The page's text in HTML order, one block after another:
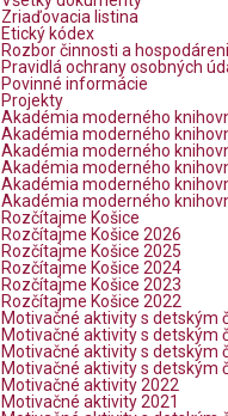
Zriaďovacia listina
Etický kódex
Rozbor činnosti a
Pravidlá ochrany osobných
Povinné informácie
Projekty
Akadémia moderného
Akadémia moderného
Akadémia moderného
Akadémia moderného
Akadémia moderného
Akadémia moderného
Rozčítajme Košice
Rozčítajme Košice 2026
Rozčítajme Košice 2025
Rozčítajme Košice 2024
Rozčítajme Košice 2023
Rozčítajme Košice 2022
Motivačné aktivity s detským
Motivačné aktivity s detským
Motivačné aktivity s detským
Motivačné aktivity s detským
Motivačné aktivity 2022
Motivačné aktivity 2021